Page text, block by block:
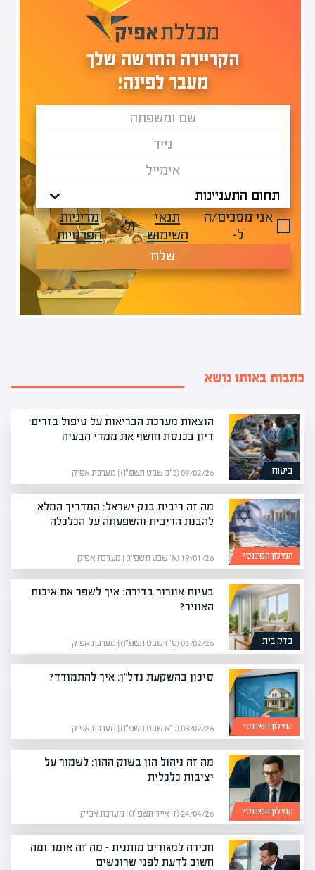
הקריירה החדשה שלך
מעבר לפינה!
אני מסכים/ה
ל-
תנאי
השימוש
ול-
מדיניות
הפרטיות
.
שלח
כתבות באותו נושא
ביטוח
הוצאות מערכת הבריאות על טיפול בזרים:
דיון בכנסת חושף את ממדי הבעיה
09/02/26 (כ״ב שבט תשפ״ו) | מערכת אפיק
המילון הפיננסי
מה זה ריבית בנק ישראל: המדריך המלא
להבנת הריבית והשפעתה על הכלכלה
19/01/26 (א׳ שבט תשפ״ו) | מערכת אפיק
בדק בית
בעיות אוורור בדירה: איך לשפר את איכות
האוויר?
03/02/26 (ט״ז שבט תשפ״ו) | מערכת אפיק
המילון הפיננסי
סיכון בהשקעת נדל"ן: איך להתמודד?
08/02/26 (כ״א שבט תשפ״ו) | מערכת אפיק
המילון הפיננסי
מה זה ניהול הון בשוק ההון: לשמור על
יציבות כלכלית
24/04/26 (ז׳ אייר תשפ״ו) | מערכת אפיק
חכירה למגורים מותנית – מה זה אומר ומה
חשוב לדעת לפני שרוכשים